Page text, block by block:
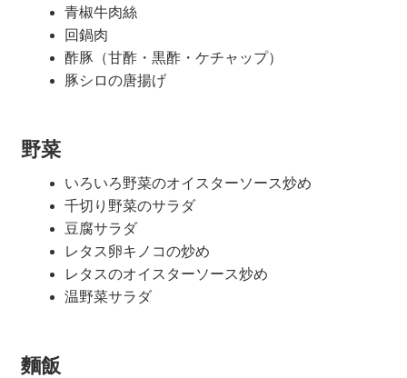
青椒牛肉絲
回鍋肉
酢豚（甘酢・黒酢・ケチャップ）
豚シロの唐揚げ
野菜
いろいろ野菜のオイスターソース炒め
千切り野菜のサラダ
豆腐サラダ
レタス卵キノコの炒め
レタスのオイスターソース炒め
温野菜サラダ
麵飯